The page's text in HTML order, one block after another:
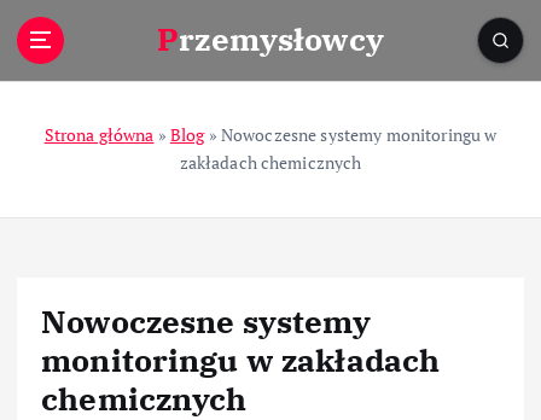
Przemysłowcy
Strona główna » Blog» Nowoczesne systemy monitoringu w
zakładach chemicznych
Nowoczesne systemy
monitoringu w zakładach
chemicznych